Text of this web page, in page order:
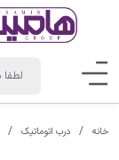
خانه درب اتوماتیک